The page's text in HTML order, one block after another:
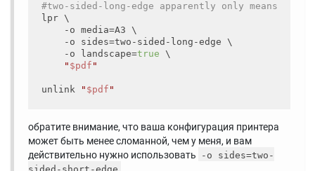
#two-sided-long-edge apparently only means
lpr \
    -o media=A3 \
    -o sides=two-sided-long-edge \
    -o landscape=
true \
" $pdf "
unlink " $pdf "
обратите внимание, что ваша конфигурация принтера
может быть менее сломанной, чем у меня, и вам
действительно нужно использовать
-o sides=two-